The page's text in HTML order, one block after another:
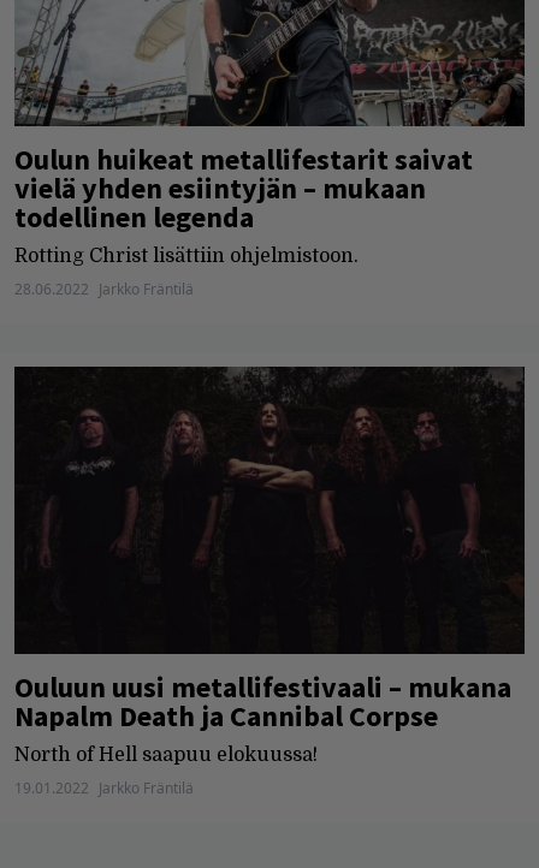
Oulun huikeat metallifestarit saivat
vielä yhden esiintyjän – mukaan
todellinen legenda
Rotting Christ lisättiin ohjelmistoon.
28.06.2022 Jarkko Fräntilä
Ouluun uusi metallifestivaali – mukana
Napalm Death ja Cannibal Corpse
North of Hell saapuu elokuussa!
19.01.2022 Jarkko Fräntilä